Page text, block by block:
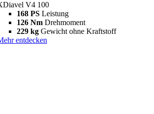
V4 100
168 PS Leistung
126 Nm Drehmoment
229 kg Gewicht ohne Kraftstoff
entdecken